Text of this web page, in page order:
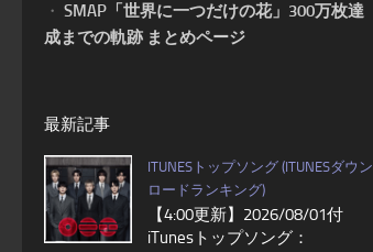
・ SMAP「世界に一つだけの花」300万枚達
成までの軌跡 まとめページ
最新記事
ITUNESトップソング (ITUNESダウン
ロードランキング)
【4:00更新】2026/08/01付
iTunesトップソング：